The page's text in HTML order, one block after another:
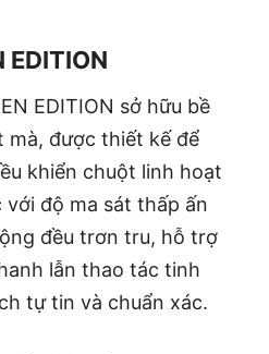
EDITION
EDITION sở hữu bề
mà, được thiết kế để
khiển chuột linh hoạt
độ ma sát thấp ấn
đều trơn tru, hỗ trợ
lẫn thao tác tinh
tự tin và chuẩn xác.